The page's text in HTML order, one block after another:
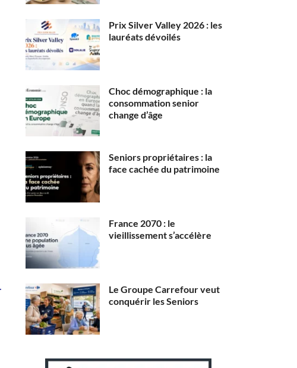
Prix Silver Valley 2026 : les
lauréats dévoilés
Choc démographique : la
consommation senior
change d’âge
Seniors propriétaires : la
face cachée du patrimoine
France 2070 : le
vieillissement s’accélère
Le Groupe Carrefour veut
conquérir les Seniors